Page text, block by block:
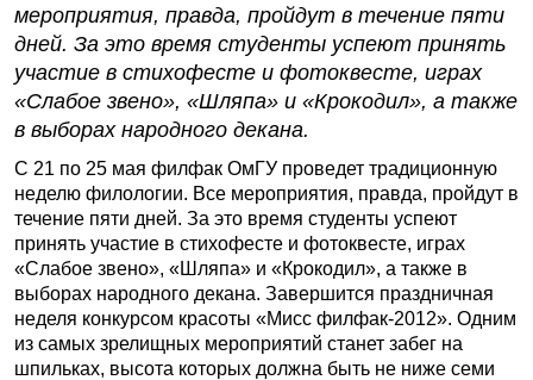
мероприятия, правда, пройдут в течение пяти
дней. За это время студенты успеют принять
участие в стихофесте и фотоквесте, играх
«Слабое звено», «Шляпа» и «Крокодил», а также
в выборах народного декана.
С 21 по 25 мая филфак ОмГУ проведет традиционную
неделю филологии. Все мероприятия, правда, пройдут в
течение пяти дней. За это время студенты успеют
принять участие в стихофесте и фотоквесте, играх
«Слабое звено», «Шляпа» и «Крокодил», а также в
выборах народного декана. Завершится праздничная
неделя конкурсом красоты «Мисс филфак-2012». Одним
из самых зрелищных мероприятий станет забег на
шпильках, высота которых должна быть не ниже семи